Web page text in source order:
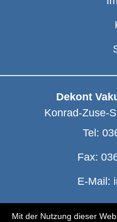
Mit der Nutzung dieser
Dekont
Konrad-Zuse-
Tel:
Fax:
E-Mail:
©